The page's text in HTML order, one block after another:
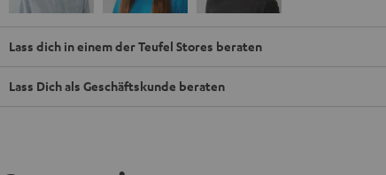
Lass dich in einem der Teufel Stores beraten
Lass Dich als Geschäftskunde beraten